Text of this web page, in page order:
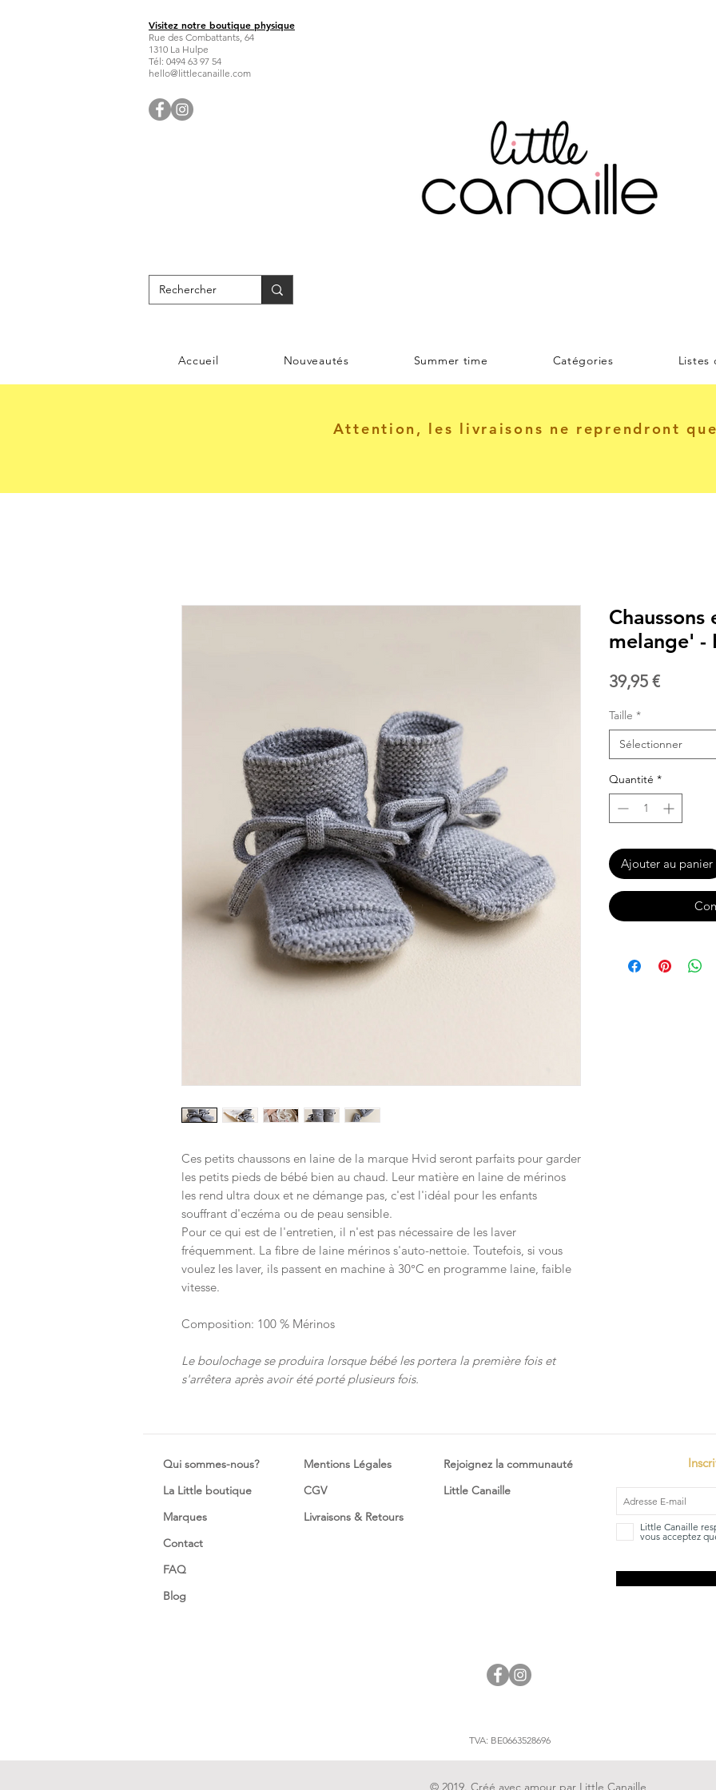
Visitez notre boutique physique
Rue des Combattants, 64
1310 La Hulpe
Tél: 0494 63 97 54
hello@littlecanaille.com
Accueil Nouveautés Summer time Catégories Listes
Attention, les livraisons ne reprendront
Ces petits chaussons en laine de la marque Hvid seront parfaits pour garder
les petits pieds de bébé bien au chaud. Leur matière en laine de mérinos
les rend ultra doux et ne démange pas, c'est l'idéal pour les enfants
souffrant d'eczéma ou de peau sensible.
Pour ce qui est de l'entretien, il n'est pas nécessaire de les laver
fréquemment. La fibre de laine mérinos s'auto-nettoie. Toutefois, si vous
voulez les laver, ils passent en machine à 30°C en programme laine, faible
vitesse.
Composition: 100 % Mérinos
Le boulochage se produira lorsque bébé les portera la première fois et
s'arrêtera après avoir été porté plusieurs fois.
melange' -
39,95 €Prix
Taille *
Sélectionner
Quantité *
Ajouter au panier
Qui sommes-nous?
La Little boutique
Marques
Contact
FAQ
Blog
Mentions Légales
CGV
Livraisons & Retours
Rejoignez la communauté
Little Canaille
Little Canaille
vous acceptez
TVA: BE0663528696
© 2019. Créé avec amour par Little Canaille